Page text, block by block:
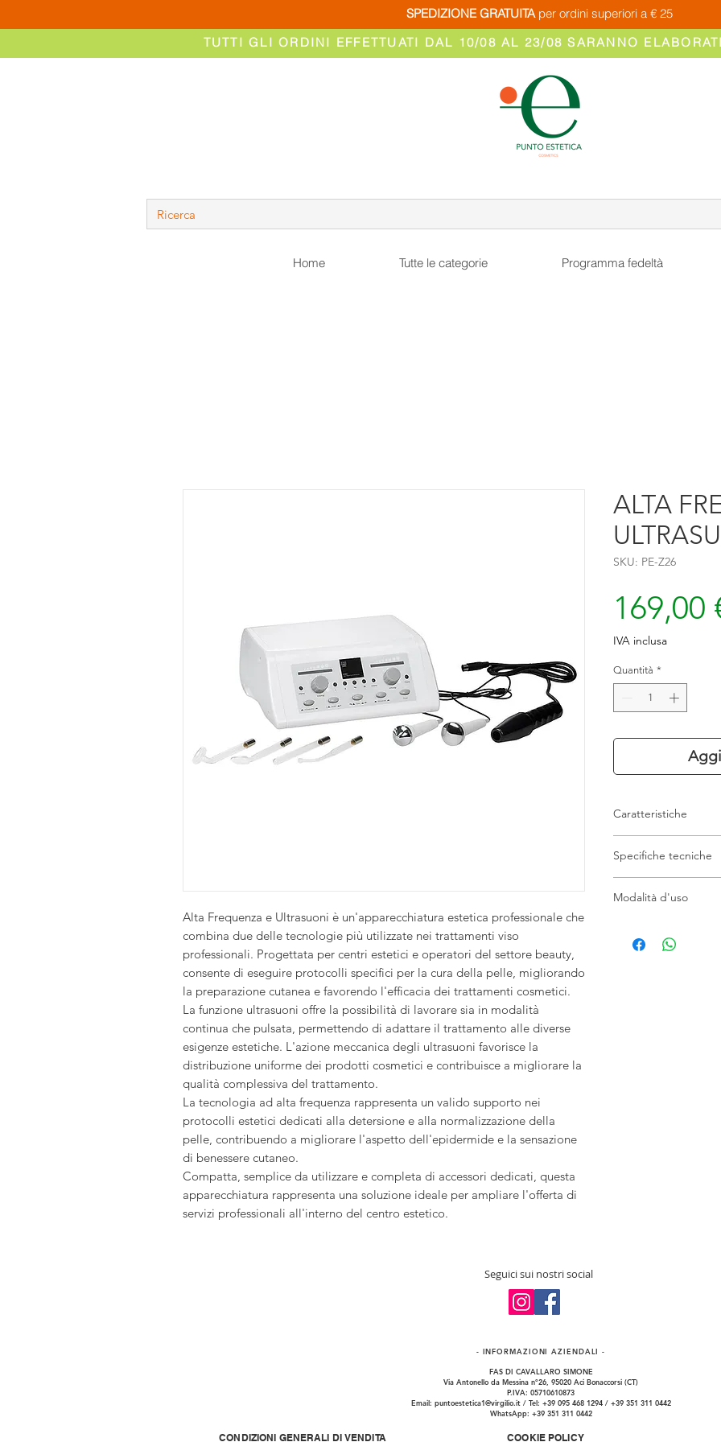
SPEDIZIONE GRATUITAper ordini superiori a € 25
TUTTI GLI ORDINI EFFETTUATI DAL 10/08 AL 23/08 SARANNO
Home Tutte le categorie Programma fedeltà
Alta Frequenza e Ultrasuoni è un'apparecchiatura estetica professionale che
combina due delle tecnologie più utilizzate nei trattamenti viso
professionali. Progettata per centri estetici e operatori del settore beauty,
consente di eseguire protocolli specifici per la cura della pelle, migliorando
la preparazione cutanea e favorendo l'efficacia dei trattamenti cosmetici.
La funzione ultrasuoni offre la possibilità di lavorare sia in modalità
continua che pulsata, permettendo di adattare il trattamento alle diverse
esigenze estetiche. L'azione meccanica degli ultrasuoni favorisce la
distribuzione uniforme dei prodotti cosmetici e contribuisce a migliorare la
qualità complessiva del trattamento.
La tecnologia ad alta frequenza rappresenta un valido supporto nei
protocolli estetici dedicati alla detersione e alla normalizzazione della
pelle, contribuendo a migliorare l'aspetto dell'epidermide e la sensazione
di benessere cutaneo.
Compatta, semplice da utilizzare e completa di accessori dedicati, questa
apparecchiatura rappresenta una soluzione ideale per ampliare l'offerta di
servizi professionali all'interno del centro estetico.
ALTA
SKU: PE-Z26
169,00
IVA inclusa
Quantità *
Caratteristiche
Tecnologia
Tecnologia alta
Ultrasuoni in
Design compatto
Specifiche tecniche
Peso: 3,8 kg
Frequenza: 50/60
Potenza: 20 W
Modalità d'uso
più adatta al
Seguici sui nostri social
- INFORMAZIONI​ AZIENDALI -
FAS DI CAVALLARO SIMONE
Via Antonello da Messina n°26, 95020 Aci Bonaccorsi (CT)
P.IVA: 05710610873
Email: puntoestetica1@virgilio.it/ Tel: +39 095 468 1294 / +39 351 311 0442
WhatsApp: +39 351 311 0442
CONDIZIONI GENERALI DI VENDITA COOKIE POLICY